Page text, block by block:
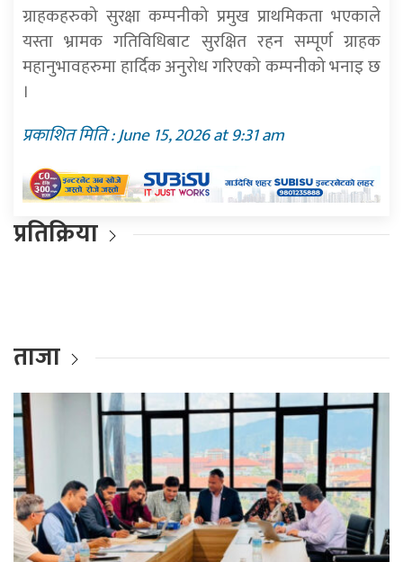
ग्राहकहरुको सुरक्षा कम्पनीको प्रमुख प्राथमिकता भएकाले
यस्ता भ्रामक गतिविधिबाट सुरक्षित रहन सम्पूर्ण ग्राहक
महानुभावहरुमा हार्दिक अनुरोध गरिएको कम्पनीको भनाइ छ
।
प्रकाशित मिति : June 15, 2026 at 9:31 am
प्रतिक्रिया
ताजा